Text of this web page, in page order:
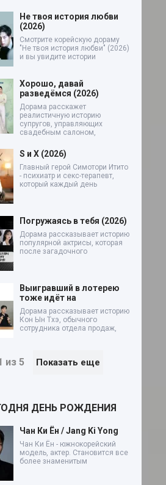
Не твоя история любви
(2026)
Смотрите корейскую дораму
"Не твоя история любви" (2026)
и вы увидите истории
Хорошо, давай
разведёмся (2026)
Дорама расскажет
реалистичную историю
супругов, управляющих
свадебным салоном,
S и X (2026)
Главный герой Симотори Итито
- психиатр и секс-терапевт,
который каждый день
Погружаясь в тебя (2026)
Дорама рассказывает историю
популярной актрисы, которая
после загадочного
Выигравший в лотерею
тоже идёт на
Дорама рассказывает историю
Кон Ын Тхэ, обычного
сотрудника отдела продаж,
из 5 Показать еще
ДЕНЬ РОЖДЕНИЯ
Чан Ки Ён / Jang Ki Yong
Чан Ки Ён - южнокорейский
модель, актер. Становится все
более знаменитым